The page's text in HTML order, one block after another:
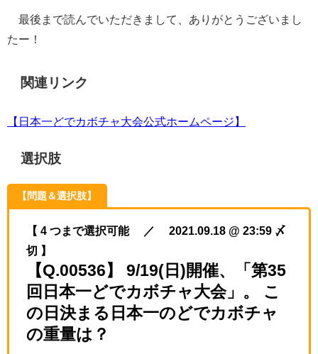
最後まで読んでいただきまして、ありがとうございまし
たー！
関連リンク
【日本一どでカボチャ大会公式ホームページ】
選択肢
【問題＆選択肢】
【 4 つまで選択可能 ／ 2021.09.18 @ 23:59 〆
切 】
【Q.00536】 9/19(日)開催、「第35
回日本一どでカボチャ大会」。 こ
の日決まる日本一のどでカボチャ
の重量は？